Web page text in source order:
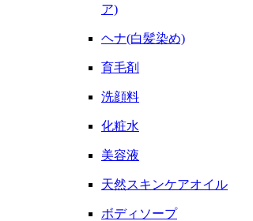
ア)
ヘナ(白髪染め)
育毛剤
洗顔料
化粧水
美容液
天然スキンケアオイル
ボディソープ